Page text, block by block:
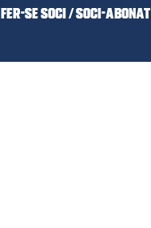
Fer-se Soci / Soci-Abonat